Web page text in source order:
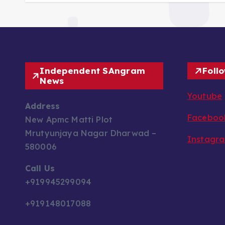
Independent SAngram
News
Address
New Apmc Matti Plot
Mrutyunjaya Nagar Dharwad –
580006
Call Us
+919945299094
+919148017088
Youtube